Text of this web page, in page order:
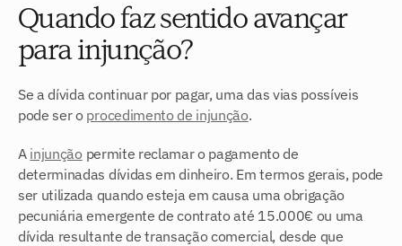
Quando faz sentido avançar
para injunção?
Se a dívida continuar por pagar, uma das vias possíveis
pode ser o procedimento de injunção.
A injunção permite reclamar o pagamento de
determinadas dívidas em dinheiro. Em termos gerais, pode
ser utilizada quando esteja em causa uma obrigação
pecuniária emergente de contrato até 15.000€ ou uma
dívida resultante de transação comercial, desde que